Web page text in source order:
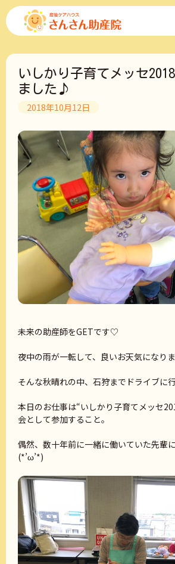
コ
ン
ツ
いしかり子育てメッセ
ました♪
2018年10月12日
未来の助産師をGETです♡
夜中の雨が一転して、良いお天気になりま
そんな秋晴れの中、石狩までドライブに
本日のお仕事は“いしかり子育てメッセ
会として参加すること。
偶然、数十年前に一緒に働いていた先輩
(*’ω’*)